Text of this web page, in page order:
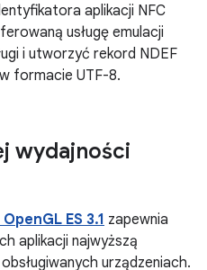
aplikacji NFC
usługę emulacji
i utworzyć rekord NDEF
formacie UTF-8.
wydajności
ES 3.1 zapewnia
aplikacji najwyższą
urządzeniach.